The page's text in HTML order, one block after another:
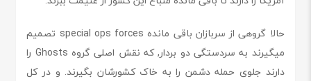
حالا گروهی از سربازان باقی مانده special ops forces تصمیم
میگیرند به سردستگی دو بردار, که نقش اصلی گروه Ghosts را
دارند جلوی حمله دشمن را به خاک کشورشان بگیرند. و در کل